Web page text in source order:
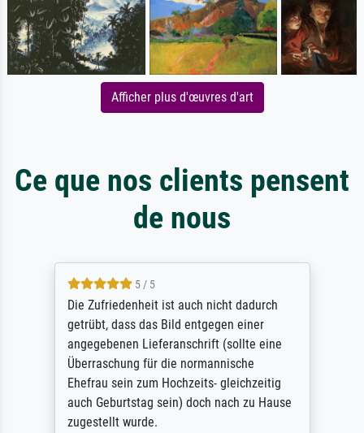
Afficher plus d'œuvres d'art
Ce que nos clients pensent
de nous
5 / 5
Die Zufriedenheit ist auch nicht dadurch
getrübt, dass das Bild entgegen einer
angegebenen Lieferanschrift (sollte eine
Überraschung für die normannische
Ehefrau sein zum Hochzeits- gleichzeitig
auch Geburtstag sein) doch nach zu Hause
zugestellt wurde.